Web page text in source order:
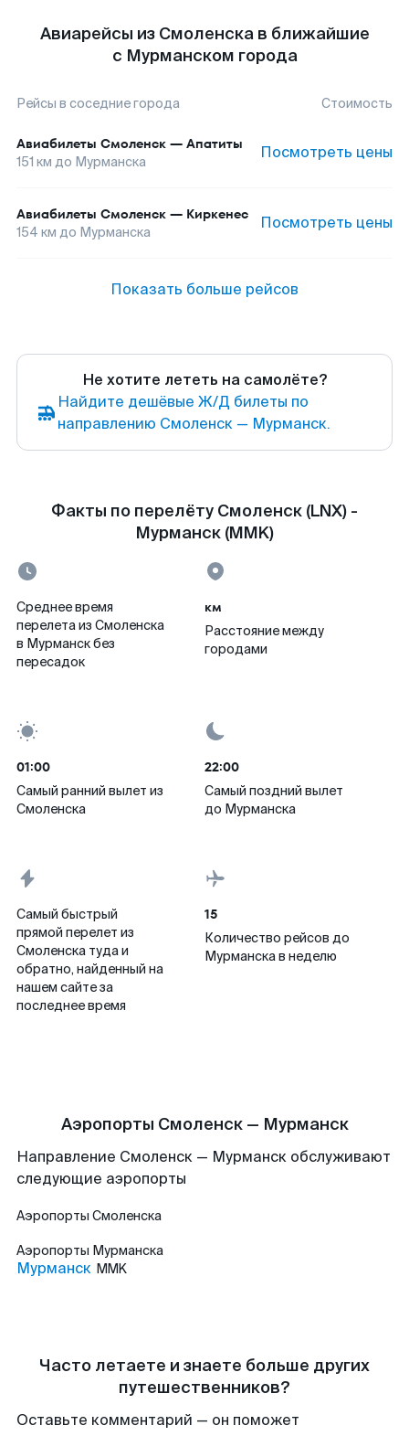
Авиарейсы из Смоленска в ближайшие
с Мурманском города
Рейсы в соседние города Стоимость
Авиабилеты Смоленск — Апатиты
151 км до Мурманска Посмотреть цены
Авиабилеты Смоленск — Киркенес
154 км до Мурманска Посмотреть цены
Показать больше рейсов
Не хотите лететь на самолёте?
Найдите дешёвые Ж/Д билеты по
направлению Смоленск — Мурманск.
Факты по перелёту Смоленск (LNX) -
Мурманск (MMK)
Среднее время
перелета из Смоленска
в Мурманск без
пересадок
км
Расстояние между
городами
01:00
Самый ранний вылет из
Смоленска
22:00
Самый поздний вылет
до Мурманска
Самый быстрый
прямой перелет из
Смоленска туда и
обратно, найденный на
нашем сайте за
последнее время
15
Количество рейсов до
Мурманска в неделю
Аэропорты Смоленск — Мурманск
Направление Смоленск — Мурманск обслуживают
следующие аэропорты
Аэропорты Смоленска
Аэропорты Мурманска
Мурманск MMK
Часто летаете и знаете больше других
путешественников?
Оставьте комментарий — он поможет